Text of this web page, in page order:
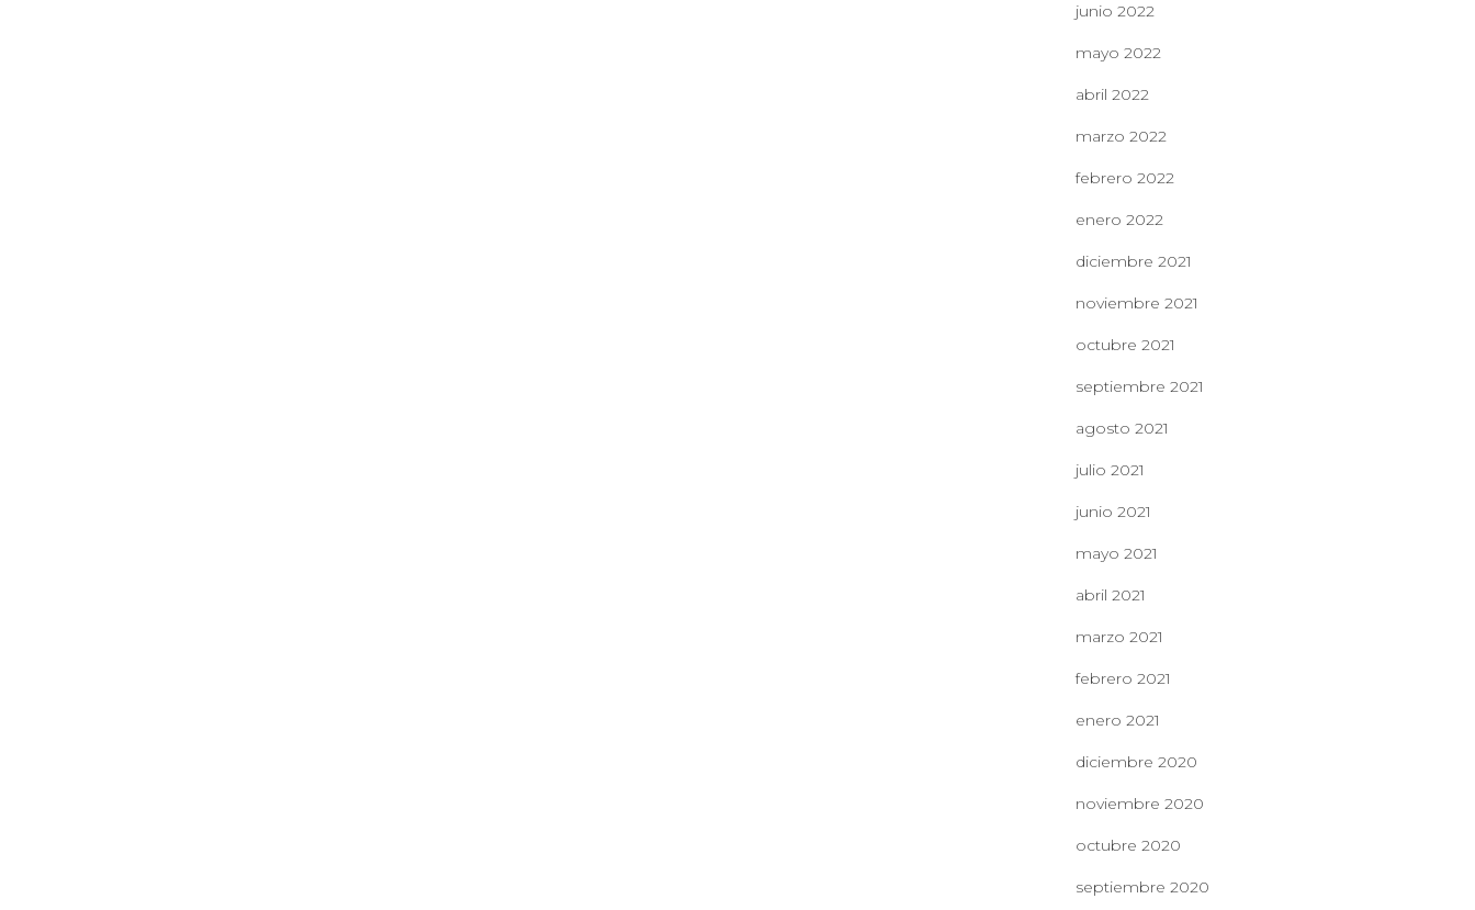
junio 2022
mayo 2022
abril 2022
marzo 2022
febrero 2022
enero 2022
diciembre 2021
noviembre 2021
octubre 2021
septiembre 2021
agosto 2021
julio 2021
junio 2021
mayo 2021
abril 2021
marzo 2021
febrero 2021
enero 2021
diciembre 2020
noviembre 2020
octubre 2020
septiembre 2020